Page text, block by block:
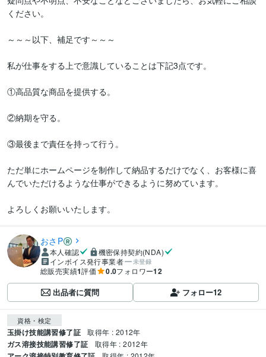
ください。
～～～以下、補足です～～～
私が仕事をする上で意識していることは下記3点です。
①高品質な商品を提供する。
②納期を守る。
③最後まで責任を持って行う。
ただ単にホームページを制作して納品するだけでなく、お客様に喜
んでいただけるような仕事ができるように努めています。
よろしくお願いいたします。
おさP
本人確認
機密保持契約(NDA)
インボイス発行事業者
未登録
総販売実績1評価 0.0フォロワー12
出品者に質問 フォロー12
資格・検定
玉掛け技能講習修了証 取得年 : 2012年
ガス溶接技能講習修了証 取得年 : 2012年